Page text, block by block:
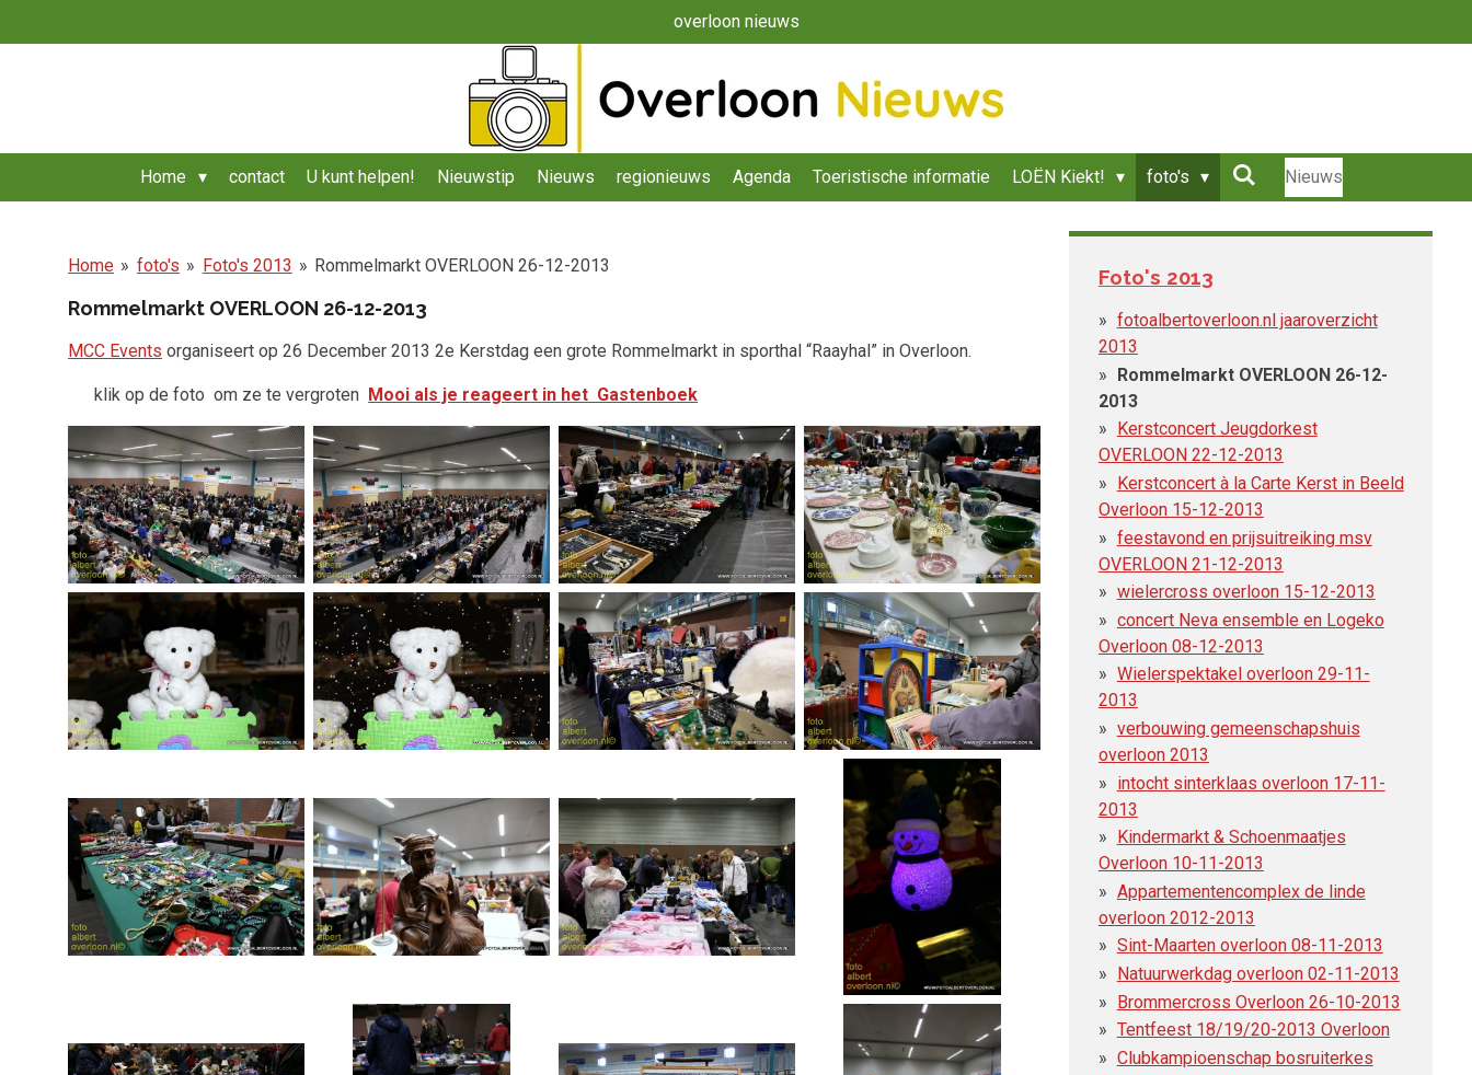
direct
overloon nieuws
Home contact U kunt helpen! Nieuwstip Nieuws regionieuws Agenda Toeristische informatie LOËN Kiekt! foto's Nieuws
Home » foto's » Foto's 2013 » Rommelmarkt OVERLOON 26-12-2013
Rommelmarkt OVERLOON 26-12-2013
MCC Events organiseert op 26 December 2013 2e Kerstdag een grote Rommelmarkt in sporthal “Raayhal” in Overloon.
klik op de foto om ze te vergroten Mooi als je reageert in het Gastenboek
Foto's 2013
fotoalbertoverloon.nl jaaroverzicht
2013
Rommelmarkt OVERLOON 26-12-
2013
Kerstconcert Jeugdorkest
OVERLOON 22-12-2013
Kerstconcert à la Carte Kerst in Beeld
Overloon 15-12-2013
feestavond en prijsuitreiking msv
OVERLOON 21-12-2013
wielercross overloon 15-12-2013
concert Neva ensemble en Logeko
Overloon 08-12-2013
Wielerspektakel overloon 29-11-
2013
verbouwing gemeenschapshuis
overloon 2013
intocht sinterklaas overloon 17-11-
2013
Kindermarkt & Schoenmaatjes
Overloon 10-11-2013
Appartementencomplex de linde
overloon 2012-2013
Sint-Maarten overloon 08-11-2013
Natuurwerkdag overloon 02-11-2013
Brommercross Overloon 26-10-2013
Tentfeest 18/19/20-2013 Overloon
Clubkampioenschap bosruiterkes